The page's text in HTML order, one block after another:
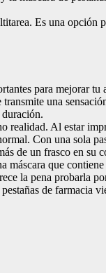
Es una
para
una
duración.
realidad. Al estar
Con una sola
de un frasco en
que
la pena
de